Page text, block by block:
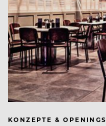
KONZEPTE & OPENINGS